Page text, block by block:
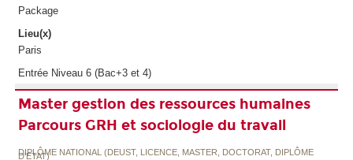
Package
Lieu(x)
Paris
Entrée Niveau 6 (Bac+3 et 4)
Master gestion des ressources humaines
Parcours GRH et sociologie du travail
DIPLÔME NATIONAL (DEUST, LICENCE, MASTER, DOCTORAT, DIPLÔME
D'ETAT)